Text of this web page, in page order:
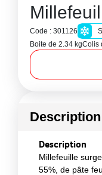
Code : 301126
Boite de 2.34 kgColis
Description
Millefeuille
55%, de pâte